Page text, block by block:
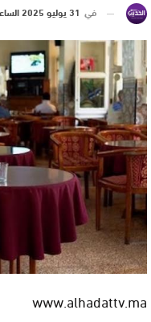
في 31 يوليو 2025 الساعة 16 و 22 دقيقة
www.alhadattv.ma